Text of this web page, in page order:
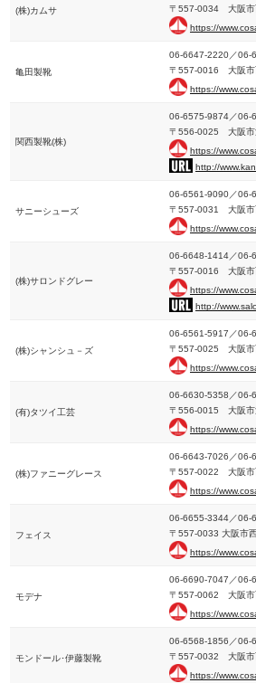
(株)カムサ
〒557-0034 大阪市
https://
亀田製靴
06-6647-2220／06-
〒557-0016 大阪市
https://
関西製靴(株)
06-6575-9874／06-
〒556-0025 大阪市
https://
http://
サニーシューズ
06-6561-9090／06-
〒557-0031 大阪市
https://
(株)サロンドグレー
06-6648-1414／06-
〒557-0016 大阪市
https://
http://
(株)シャンシュ－ズ
06-6561-5917／06-
〒557-0025 大阪市
https://
(有)タツイ工芸
06-6630-5358／06-
〒556-0015 大阪市
https://
(株)ファニーグレース
06-6643-7026／06-
〒557-0022 大阪市
https://
フェイス
06-6655-3344／06-
〒557-0033 大阪市
https://
モデナ
06-6690-7047／06-
〒557-0062 大阪市
https://
モンドール･伊藤製靴
06-6568-1856／06-
〒557-0032 大阪市
https://